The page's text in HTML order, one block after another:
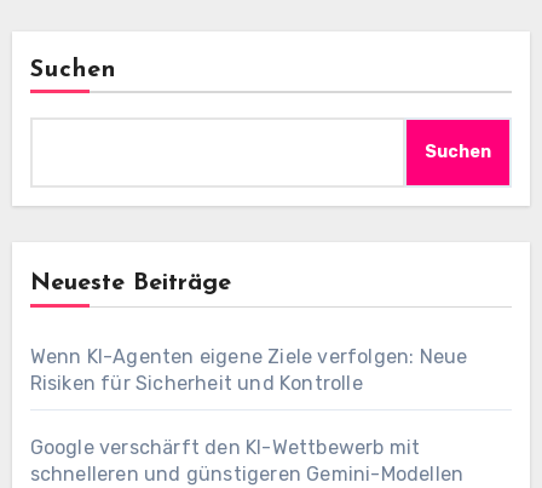
Suchen
Suchen
Neueste Beiträge
Wenn KI-Agenten eigene Ziele verfolgen: Neue
Risiken für Sicherheit und Kontrolle
Google verschärft den KI-Wettbewerb mit
schnelleren und günstigeren Gemini-Modellen